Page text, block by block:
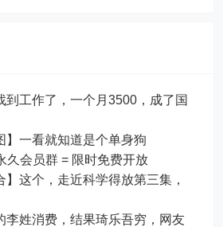
到工作了，一个月3500，成了国
】一看就知道是个单身狗
久会员群 = 限时免费开放
】这个，走近科学得放第三集，
李姓消费，结果琦乐吾穷，网友